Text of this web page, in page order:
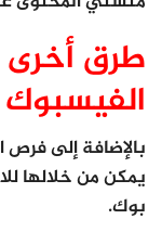
طرق أخرى
الفيسبوك
بالإضافة إلى
يمكن من خلالها
بوك.